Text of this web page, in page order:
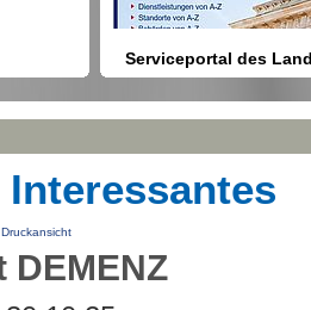
Serviceportal des
Berlin
Anmeldung bei Ämtern usw.
Druckansicht
DEMENZ